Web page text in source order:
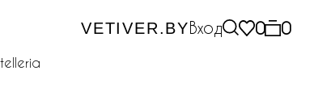
VETIVER.BYВход 0 0